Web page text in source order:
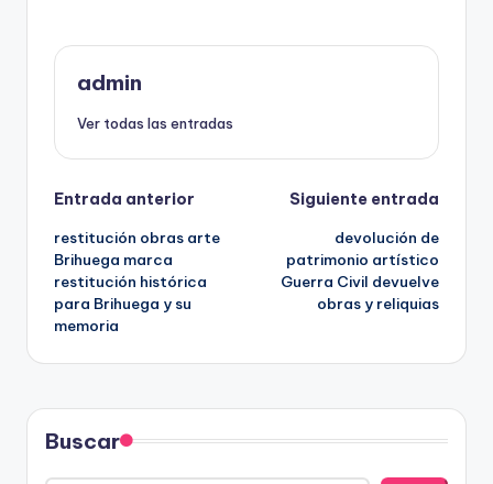
admin
Ver todas las entradas
Navegación
de
entradas
Entrada anterior
restitución obras arte
Brihuega marca
restitución histórica
para Brihuega y su
memoria
Siguiente entrada
devolución de
patrimonio artístico
Guerra Civil devuelve
obras y reliquias
Buscar